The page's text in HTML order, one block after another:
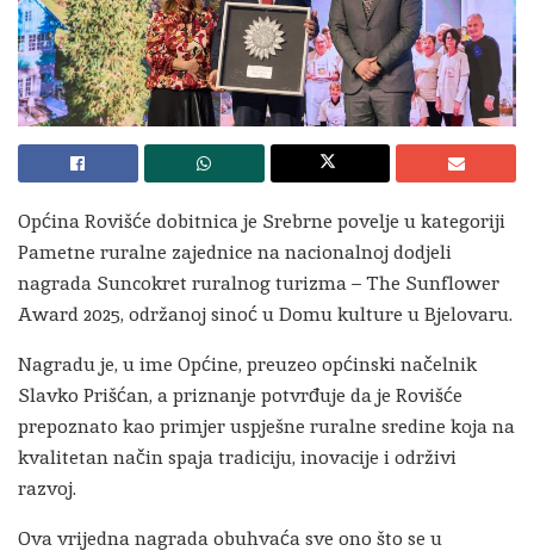
Općina Rovišće dobitnica je Srebrne povelje u kategoriji
Pametne ruralne zajednice na nacionalnoj dodjeli
nagrada Suncokret ruralnog turizma – The Sunflower
Award 2025, održanoj sinoć u Domu kulture u Bjelovaru.
Nagradu je, u ime Općine, preuzeo općinski načelnik
Slavko Prišćan, a priznanje potvrđuje da je Rovišće
prepoznato kao primjer uspješne ruralne sredine koja na
kvalitetan način spaja tradiciju, inovacije i održivi
razvoj.
Ova vrijedna nagrada obuhvaća sve ono što se u